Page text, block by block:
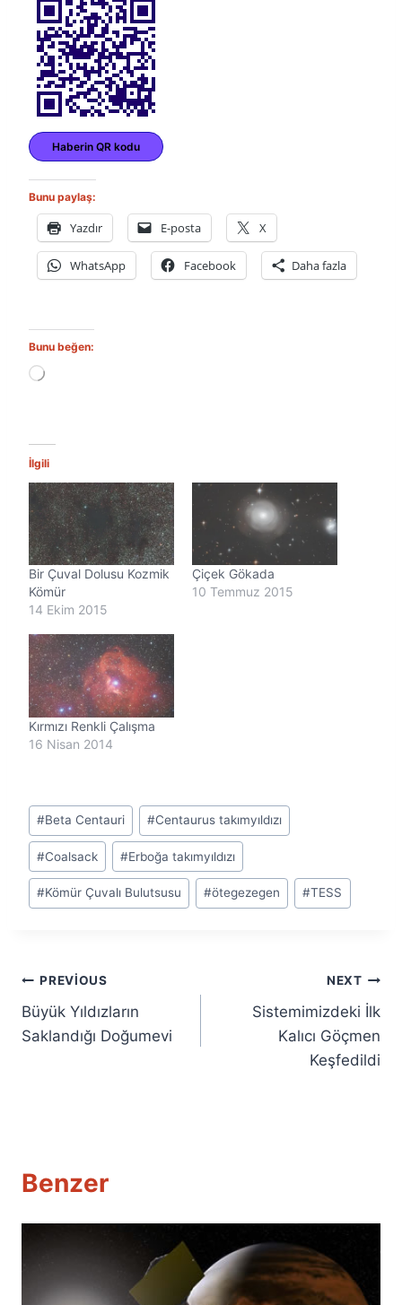
Haberin QR kodu
Bunu paylaş:
Yazdır E-posta X
WhatsApp Facebook Daha fazla
Bunu beğen:
Y
n
y
.
.
İlgili
Bir Çuval Dolusu Kozmik
Kömür
14 Ekim 2015
Çiçek Gökada
10 Temmuz 2015
Kırmızı Renkli Çalışma
16 Nisan 2014
Post
Tags:
#Beta Centauri #Centaurus takımyıldızı
#Coalsack #Erboğa takımyıldızı
#Kömür Çuvalı Bulutsusu #ötegezegen #TESS
Yazı
gezinmesi
PREVIOUS
Büyük Yıldızların
Saklandığı Doğumevi
NEXT
Sistemimizdeki İlk
Kalıcı Göçmen
Keşfedildi
Benzer